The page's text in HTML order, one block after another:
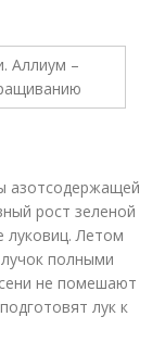
азотсодержащей
рост зеленой
луковиц. Летом
полными
не помешают
лук к